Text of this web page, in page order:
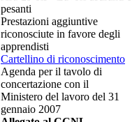
pesanti
Prestazioni aggiuntive
riconosciute in favore degli
apprendisti
Cartellino di riconoscimento
Agenda per il tavolo di
concertazione con il
Ministero del lavoro del 31
gennaio 2007